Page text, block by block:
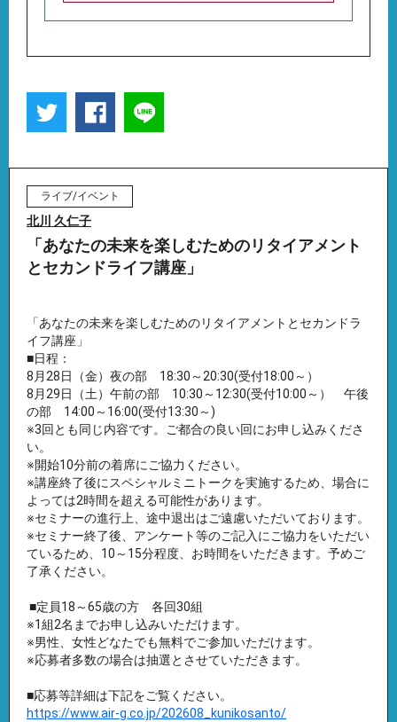
ライブ/イベント
北川 久仁子
「あなたの未来を楽しむためのリタイアメント
とセカンドライフ講座」
「あなたの未来を楽しむためのリタイアメントとセカンドラ
イフ講座」
■日程：
8月28日（金）夜の部 18:30～20:30(受付18:00～）
8月29日（土）午前の部 10:30～12:30(受付10:00～） 午後
の部 14:00～16:00(受付13:30～)
※3回とも同じ内容です。ご都合の良い回にお申し込みくださ
い。
※開始10分前の着席にご協力ください。
※講座終了後にスペシャルミニトークを実施するため、場合に
よっては2時間を超える可能性があります。
※セミナーの進行上、途中退出はご遠慮いただいております。
※セミナー終了後、アンケート等のご記入にご協力をいただい
ているため、10～15分程度、お時間をいただきます。予めご
了承ください。
■定員18～65歳の方 各回30組
※1組2名までお申し込みいただけます。
※男性、女性どなたでも無料でご参加いただけます。
※応募者多数の場合は抽選とさせていただきます。
■応募等詳細は下記をご覧ください。
https://www.air-g.co.jp/202608_kunikosanto/